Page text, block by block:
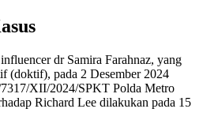
dr Samira Farahnaz, yang
(doktif), pada 2 Desember 2024
XII/2024/SPKT Polda Metro
Richard Lee dilakukan pada 15